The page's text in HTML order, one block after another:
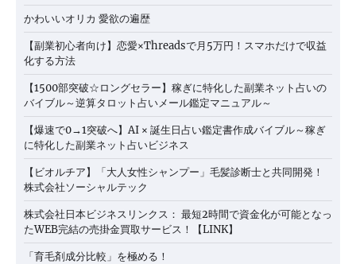
かわいいオリカ 愛欲の遍歴
【副業初心者向け】恋愛×Threadsで月5万円！スマホだけで収益
化する方法
【1500部突破☆ロングセラー】稼ぎに特化した副業ネット占いの
バイブル～逆算タロット占いメール鑑定マニュアル～
【爆速で0→1突破へ】AI × 誕生日占い鑑定書作成バイブル～稼ぎ
に特化した副業ネット占いビジネス
【ビオルチア】「大人女性シャンプー」毛髪診断士と共同開発！
株式会社ソーシャルテック
株式会社日本ビジネスリンクス： 最短2時間で資金化が可能となっ
たWEB完結の売掛金買取サービス！【LINK】
「育毛剤成分比較」を極める！